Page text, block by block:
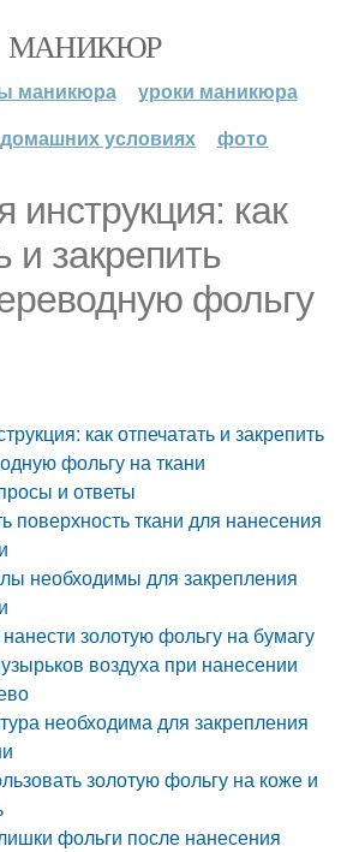
МАНИКЮР
маникюра
уроки маникюра
условиях
фото
инструкция: как
и закрепить
фольгу
как отпечатать и закрепить
фольгу на ткани
и ответы
поверхность ткани для нанесения
необходимы для закрепления
золотую фольгу на бумагу
воздуха при нанесении
необходима для закрепления
золотую фольгу на коже и
фольги после нанесения